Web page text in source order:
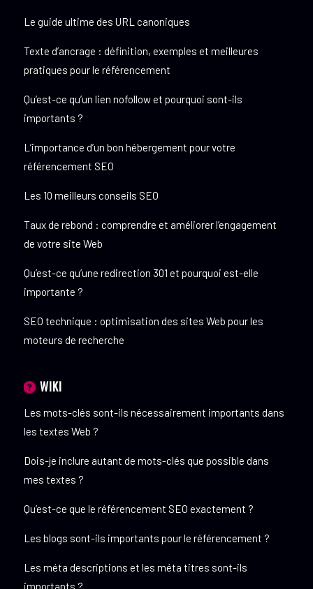
Le guide ultime des URL canoniques
Texte d’ancrage : définition, exemples et meilleures
pratiques pour le référencement
Qu’est-ce qu’un lien nofollow et pourquoi sont-ils
importants ?
L’importance d’un bon hébergement pour votre
référencement SEO
Les 10 meilleurs conseils SEO
Taux de rebond : comprendre et améliorer l’engagement
de votre site Web
Qu’est-ce qu’une redirection 301 et pourquoi est-elle
importante ?
SEO technique : optimisation des sites Web pour les
moteurs de recherche
WIKI
Les mots-clés sont-ils nécessairement importants dans
les textes Web ?
Dois-je inclure autant de mots-clés que possible dans
mes textes ?
Qu’est-ce que le référencement SEO exactement ?
Les blogs sont-ils importants pour le référencement ?
Les méta descriptions et les méta titres sont-ils